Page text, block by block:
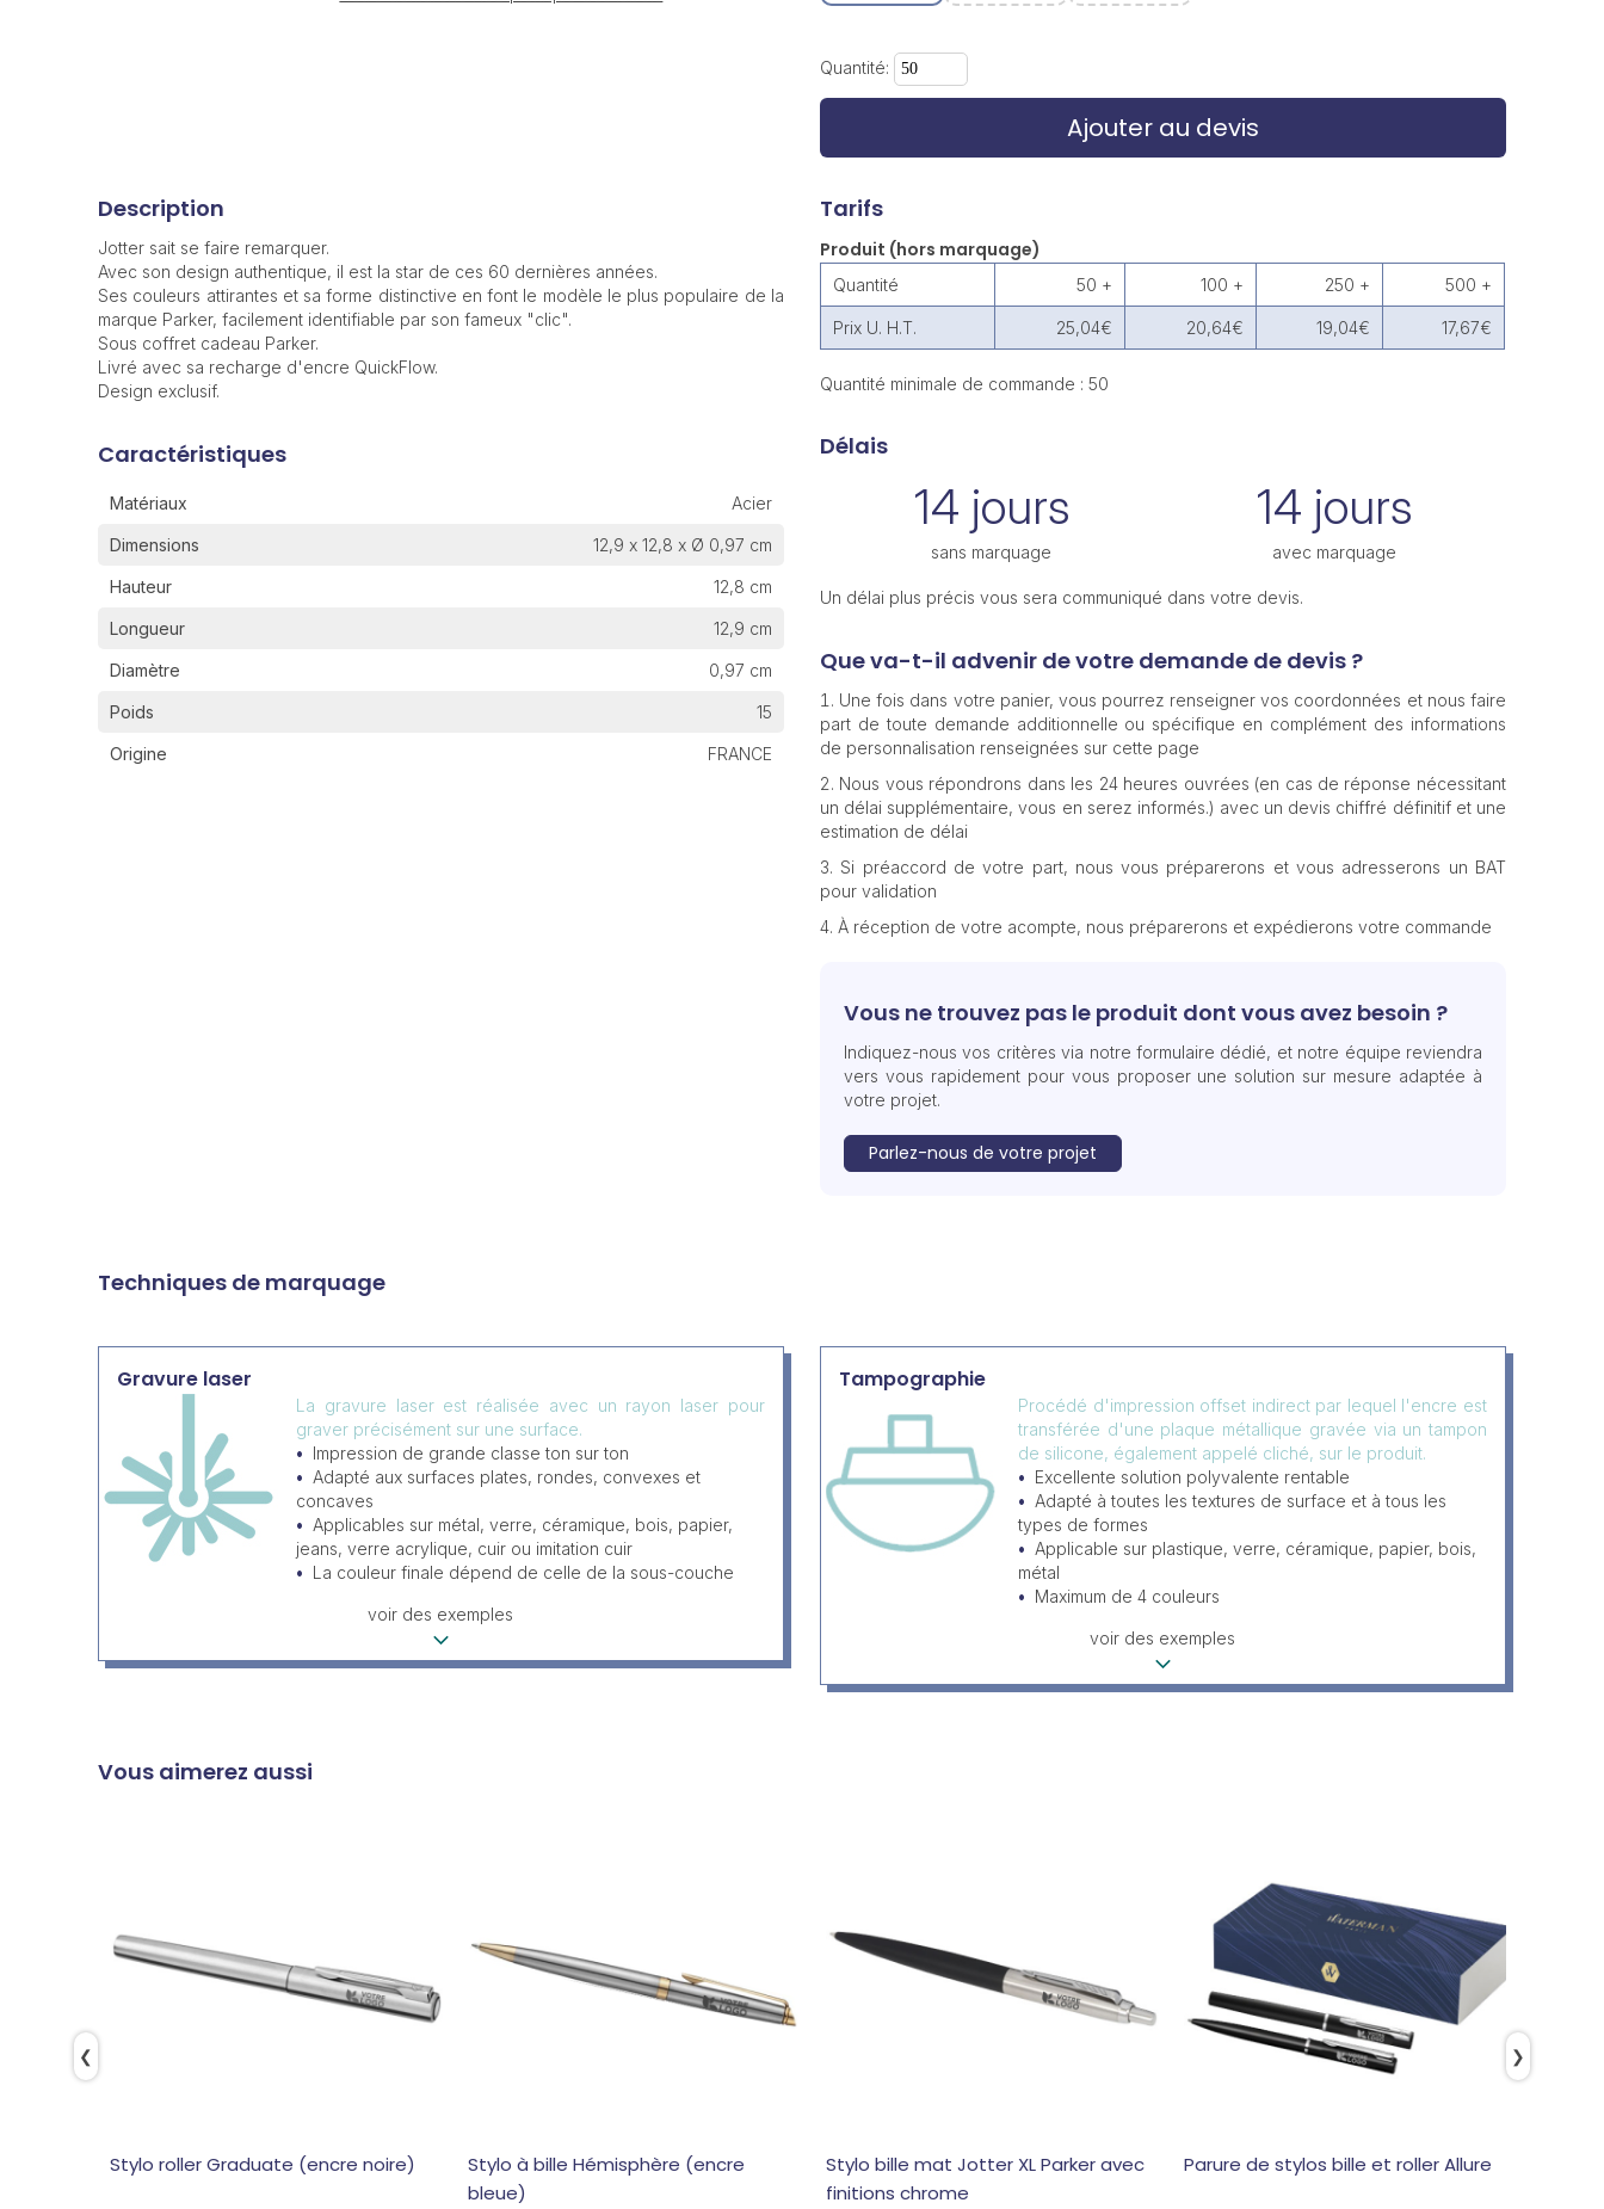
Quantité:
Ajouter au devis
Description
Jotter sait se faire remarquer.
Avec son design authentique, il est la star de ces 60 dernières années.
Ses couleurs attirantes et sa forme distinctive en font le modèle le plus populaire de la
marque Parker, facilement identifiable par son fameux "clic".
Sous coffret cadeau Parker.
Livré avec sa recharge d'encre QuickFlow.
Design exclusif.
Caractéristiques
Matériaux Acier
Dimensions 12,9 x 12,8 x Ø 0,97 cm
Hauteur 12,8 cm
Longueur 12,9 cm
Diamètre 0,97 cm
Poids 15
Origine FRANCE
Tarifs
Produit (hors marquage)
Quantité 50 + 100 + 250 + 500 +
Prix U. H.T. 25,04€ 20,64€ 19,04€ 17,67€
Quantité minimale de commande : 50
Délais
14 jours
sans marquage
14 jours
avec marquage
Un délai plus précis vous sera communiqué dans votre devis.
Que va-t-il advenir de votre demande de devis ?
Une fois dans votre panier, vous pourrez renseigner vos coordonnées et nous faire
part de toute demande additionnelle ou spécifique en complément des informations
de personnalisation renseignées sur cette page
Nous vous répondrons dans les 24 heures ouvrées (en cas de réponse nécessitant
un délai supplémentaire, vous en serez informés.) avec un devis chiffré définitif et une
estimation de délai
Si préaccord de votre part, nous vous préparerons et vous adresserons un BAT
pour validation
À réception de votre acompte, nous préparerons et expédierons votre commande
Vous ne trouvez pas le produit dont vous avez besoin ?
Indiquez-nous vos critères via notre formulaire dédié, et notre équipe reviendra
vers vous rapidement pour vous proposer une solution sur mesure adaptée à
votre projet.
Parlez-nous de votre projet
Techniques de marquage
Gravure laser
La gravure laser est réalisée avec un rayon laser pour
graver précisément sur une surface.
Impression de grande classe ton sur ton
Adapté aux surfaces plates, rondes, convexes et
concaves
Applicables sur métal, verre, céramique, bois, papier,
jeans, verre acrylique, cuir ou imitation cuir
La couleur finale dépend de celle de la sous-couche
voir des exemples
Tampographie
Procédé d'impression offset indirect par lequel l'encre est
transférée d'une plaque métallique gravée via un tampon
de silicone, également appelé cliché, sur le produit.
Excellente solution polyvalente rentable
Adapté à toutes les textures de surface et à tous les
types de formes
Applicable sur plastique, verre, céramique, papier, bois,
métal
Maximum de 4 couleurs
voir des exemples
Vous aimerez aussi
Stylo roller Graduate (encre noire)
Stylo à bille Hémisphère (encre
bleue)
Stylo bille mat Jotter XL Parker avec
finitions chrome
Parure de stylos bille et roller Allure
❯
❮